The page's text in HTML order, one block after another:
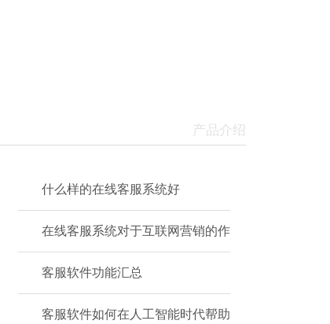
产品介绍
什么样的在线客服系统好
在线客服系统对于互联网营销的作
客服软件功能汇总
客服软件如何在人工智能时代帮助